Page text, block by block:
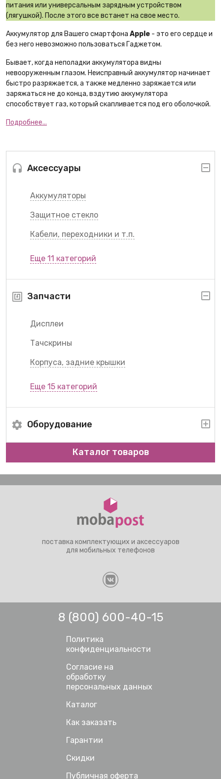
Аксессуары
Аккумуляторы
Защитное стекло
Кабели, переходники и т.п.
Еще 11 категорий
Запчасти
Дисплеи
Тачскрины
Корпуса, задние крышки
Еще 15 категорий
Оборудование
Каталог товаров
питания или универсальным зарядным устройством
(лягушкой). После этого все встанет на свое место.
Аккумулятор для Вашего смартфона Apple - это его сердце и
без него невозможно пользоваться Гаджетом.
Бывает, когда неполадки аккумулятора видны
невооруженным глазом. Неисправный аккумулятор начинает
быстро разряжается, а также медленно заряжается или
заряжаться не до конца, вздутию аккумулятора
способствует газ, который скапливается под его оболочкой.
Подробнее...
поставка комплектующих и аксессуаров
для мобильных телефонов
Каталог
Как заказать
Гарантии
Скидки
Публичная оферта
8 (800) 600-40-15
Политика
конфиденциальности
Согласие на
обработку
персональных данных